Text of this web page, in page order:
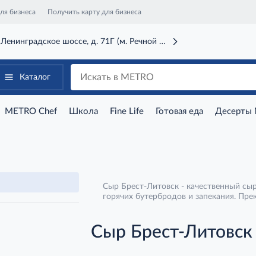
бизнеса Получить карту для бизнеса
шоссе, д. 71Г (м. Речной вокзал)
Каталог
METRO Chef Школа Fine Life Готовая еда Десерты
Сыр Брест-Литовск - качественный
горячих бутербродов и запекания.
Сыр Брест-Литовск